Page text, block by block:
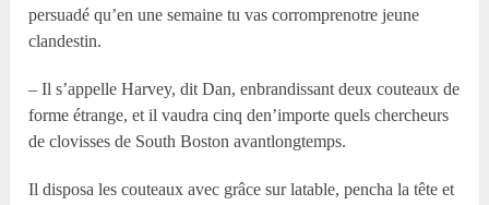
persuadé qu’en une semaine tu vas corromprenotre jeune
clandestin.
– Il s’appelle Harvey, dit Dan, enbrandissant deux couteaux de
forme étrange, et il vaudra cinq den’importe quels chercheurs
de clovisses de South Boston avantlongtemps.
Il disposa les couteaux avec grâce sur latable, pencha la tête et